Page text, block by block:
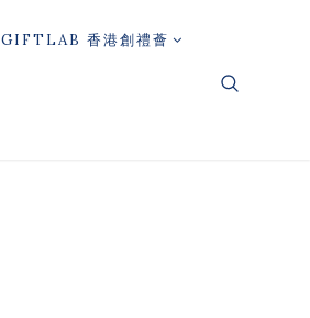
GIFTLAB 香港創禮薈